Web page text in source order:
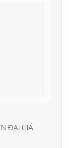
ĐẠI GIÁ